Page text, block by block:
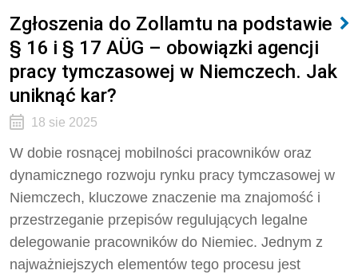
Zgłoszenia do Zollamtu na podstawie
§ 16 i § 17 AÜG – obowiązki agencji
pracy tymczasowej w Niemczech. Jak
uniknąć kar?
18 sie 2025
W dobie rosnącej mobilności pracowników oraz
dynamicznego rozwoju rynku pracy tymczasowej w
Niemczech, kluczowe znaczenie ma znajomość i
przestrzeganie przepisów regulujących legalne
delegowanie pracowników do Niemiec. Jednym z
najważniejszych elementów tego procesu jest